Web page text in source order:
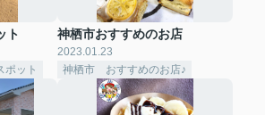
ト
ポット
神栖市おすすめのお店
2023.01.23
神栖市 おすすめのお店♪